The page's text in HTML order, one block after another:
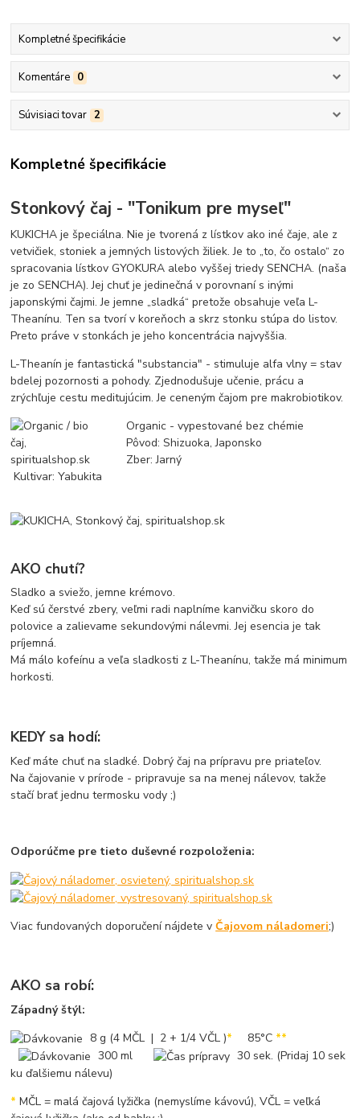
Kompletné špecifikácie
Komentáre 0
Súvisiaci tovar 2
Kompletné špecifikácie
Stonkový čaj - "Tonikum pre myseľ"
KUKICHA je špeciálna. Nie je tvorená z lístkov ako iné čaje, ale z
vetvičiek, stoniek a jemných listových žiliek. Je to „to, čo ostalo“ zo
spracovania lístkov GYOKURA alebo vyššej triedy SENCHA. (naša
je zo SENCHA). Jej chuť je jedinečná v porovnaní s inými
japonskými čajmi. Je jemne „sladká“ pretože obsahuje veľa L-
Theanínu. Ten sa tvorí v koreňoch a skrz stonku stúpa do listov.
Preto práve v stonkách je jeho koncentrácia najvyššia.
L-Theanín je fantastická "substancia" - stimuluje alfa vlny = stav
bdelej pozornosti a pohody. Zjednodušuje učenie, prácu a
zrýchľuje cestu meditujúcim. Je ceneným čajom pre makrobiotikov.
Organic - vypestované bez chémie
Pôvod: Shizuoka, Japonsko
Zber: Jarný
Kultivar: Yabukita
AKO chutí?
Sladko a sviežo, jemne krémovo.
Keď sú čerstvé zbery, veľmi radi naplníme kanvičku skoro do
polovice a zalievame sekundovými nálevmi. Jej esencia je tak
príjemná.
Má málo kofeínu a veľa sladkosti z L-Theanínu, takže má minimum
horkosti.
KEDY sa hodí:
Keď máte chuť na sladké. Dobrý čaj na prípravu pre priateľov.
Na čajovanie v prírode - pripravuje sa na menej nálevov, takže
stačí brať jednu termosku vody ;)
Odporúčme pre tieto duševné rozpoloženia:
Viac fundovaných doporučení nájdete vČajovom náladomeri;)
AKO sa robí:
Západný štýl:
8 g (4 MČL | 2 + 1/4 VČL )* 85°C **
300 ml
30 sek. (Pridaj 10 sek
ku ďalšiemu nálevu)
*MČL = malá čajová lyžička (nemyslíme kávovú), VČL = veľká